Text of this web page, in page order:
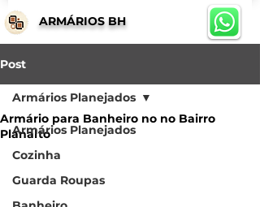
ARMÁRIOS BH
Post
Armários Planejados
Cozinha
Guarda Roupas
Armários Planejados
Armário para Banheiro no no Bairro
Planalto